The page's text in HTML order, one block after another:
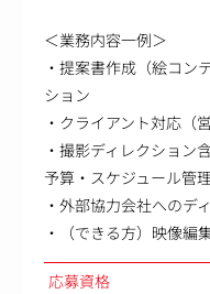
＜業務内容一例＞
・提案書作成（絵コン
ション
・クライアント対応（
・撮影ディレクション
予算・スケジュール管理
・外部協力会社へのデ
・（できる方）映像編
応募資格